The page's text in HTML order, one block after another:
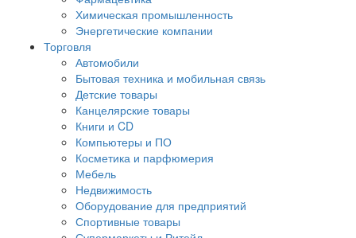
Химическая промышленность
Энергетические компании
Торговля
Автомобили
Бытовая техника и мобильная связь
Детские товары
Канцелярские товары
Книги и CD
Компьютеры и ПО
Косметика и парфюмерия
Мебель
Недвижимость
Оборудование для предприятий
Спортивные товары